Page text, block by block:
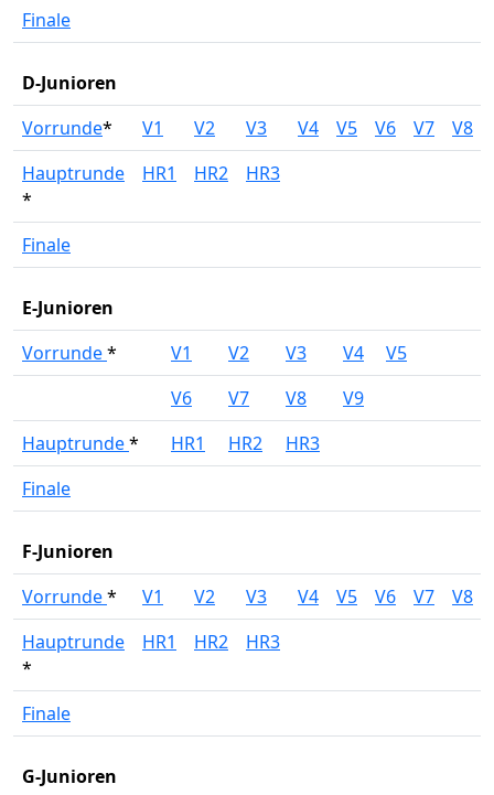
Finale
D-Junioren
Vorrunde* V1 V2 V3 V4 V5 V6 V7
V8
Hauptrunde
*
HR1 HR2 HR3
Finale
E-Junioren
Vorrunde* V1 V2 V3 V4
V5
V6
V7 V8
V9
Hauptrunde* HR1 HR2
HR3
Finale
F-Junioren
Vorrunde* V1 V2 V3 V4 V5 V6 V7
V8
Hauptrunde
*
HR1 HR2 HR3
Finale
G-Junioren